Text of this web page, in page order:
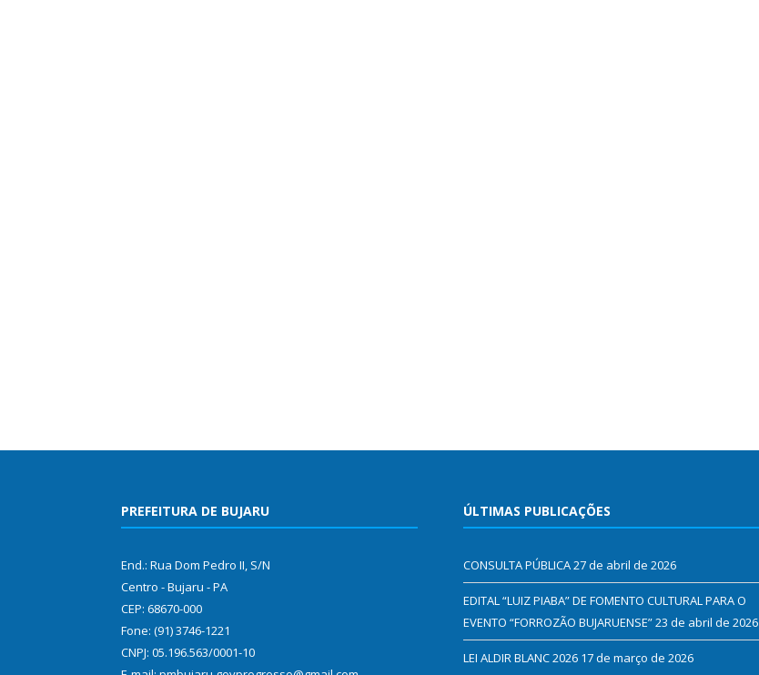
PREFEITURA DE BUJARU
End.: Rua Dom Pedro II, S/N
Centro - Bujaru - PA
CEP: 68670-000
Fone: (91) 3746-1221
CNPJ: 05.196.563/0001-10
ÚLTIMAS PUBLICAÇÕES
CONSULTA PÚBLICA27 de abril de 2026
EDITAL “LUIZ PIABA” DE FOMENTO CULTURAL PARA O
EVENTO “FORROZÃO BUJARUENSE”23 de abril de 2026
LEI ALDIR BLANC 2026 17 de março de 2026